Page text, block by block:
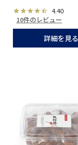
4.40
10件のレビュー
詳細を見る